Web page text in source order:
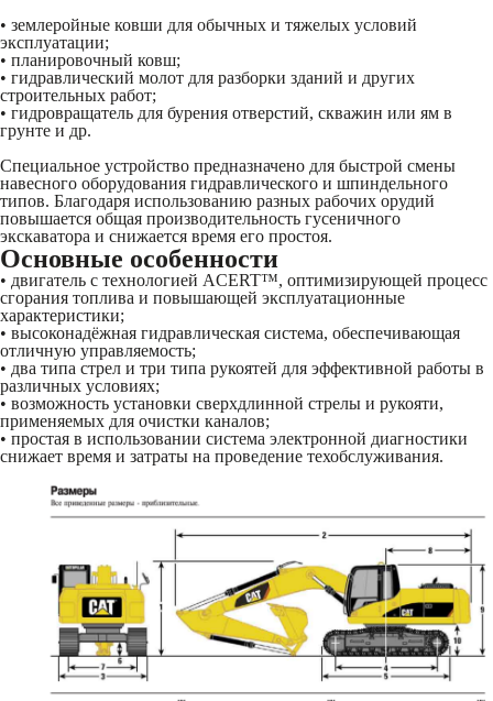
• землеройные ковши для обычных и тяжелых условий
эксплуатации;
• планировочный ковш;
• гидравлический молот для разборки зданий и других
строительных работ;
• гидровращатель для бурения отверстий, скважин или ям в
грунте и др.
Специальное устройство предназначено для быстрой смены
навесного оборудования гидравлического и шпиндельного
типов. Благодаря использованию разных рабочих орудий
повышается общая производительность гусеничного
экскаватора и снижается время его простоя.
Основные особенности
• двигатель c технологией ACERT™, оптимизирующей процесс
сгорания топлива и повышающей эксплуатационные
характеристики;
• высоконадёжная гидравлическая система, обеспечивающая
отличную управляемость;
• два типа стрел и три типа рукоятей для эффективной работы в
различных условиях;
• возможность установки сверхдлинной стрелы и рукояти,
применяемых для очистки каналов;
• простая в использовании система электронной диагностики
снижает время и затраты на проведение техобслуживания.